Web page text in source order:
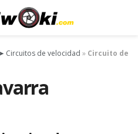
Circuitos de velocidad » Circuito de